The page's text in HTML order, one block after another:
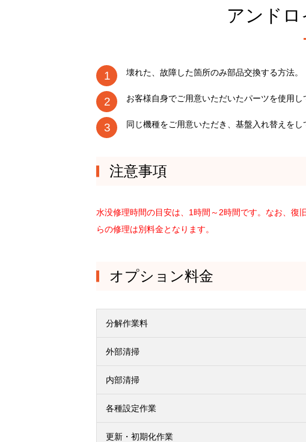
アンド
壊れた、故障した箇所のみ部品交換する方法。
お客様自身でご用意いただいたパーツを使用し
同じ機種をご用意いただき、基盤入れ替えをし
注意事項
水没修理時間の目安は、1時間～2時間です。なお、復
らの修理は別料金となります。
オプション料金
分解作業料
外部清掃
内部清掃
各種設定作業
更新・初期化作業